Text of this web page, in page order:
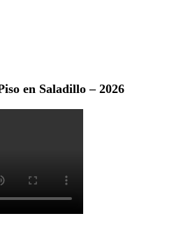
en Saladillo – 2026